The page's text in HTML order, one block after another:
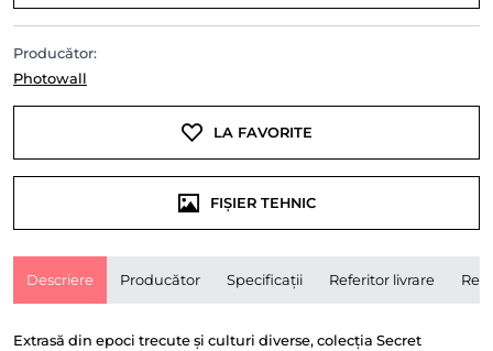
Producător:
Photowall
LA FAVORITE
FIȘIER TEHNIC
Descriere Producător Specificații Referitor livrare
Extrasă din epoci trecute și culturi diverse, colecția Secret